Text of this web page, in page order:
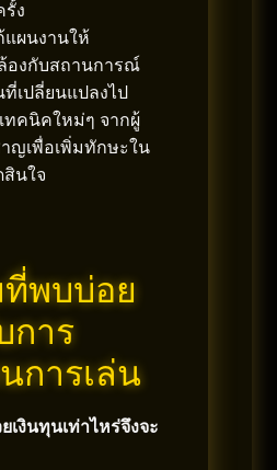
รั้ง
แผนงานให้
องกับสถานการณ์
เปลี่ยนแปลงไป
ทคนิคใหม่ๆ จากผู้
าญเพื่อเพิ่มทักษะใน
สินใจ
พบบ่อย
การ
การเล่น
เงินทุนเท่าไหร่จึงจะ